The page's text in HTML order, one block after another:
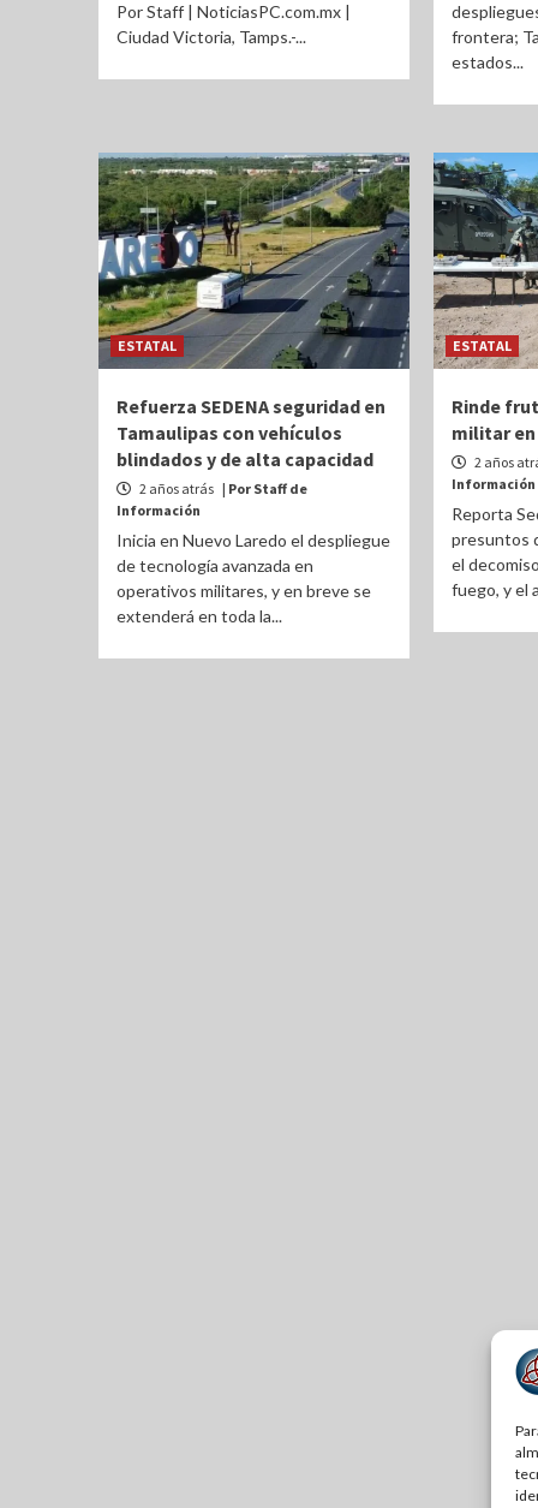
Por Staff | NoticiasPC.com.mx |
Ciudad Victoria, Tamps.-...
frontera;
estados...
ESTATAL
Refuerza SEDENA seguridad en
Tamaulipas con vehículos
blindados y de alta capacidad
2 años atrás | Por Staff de
Información
Inicia en Nuevo Laredo el despliegue
de tecnología avanzada en
operativos militares, y en breve se
extenderá en toda la...
ESTATAL
Rinde
militar en
2 años
Información
Reporta
presuntos
el
fuego, y el